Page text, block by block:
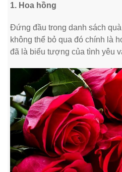
1. Hoa hồng
Đứng đầu trong danh sách
không thể bỏ qua đó chính là
đã là biểu tượng của tình yêu